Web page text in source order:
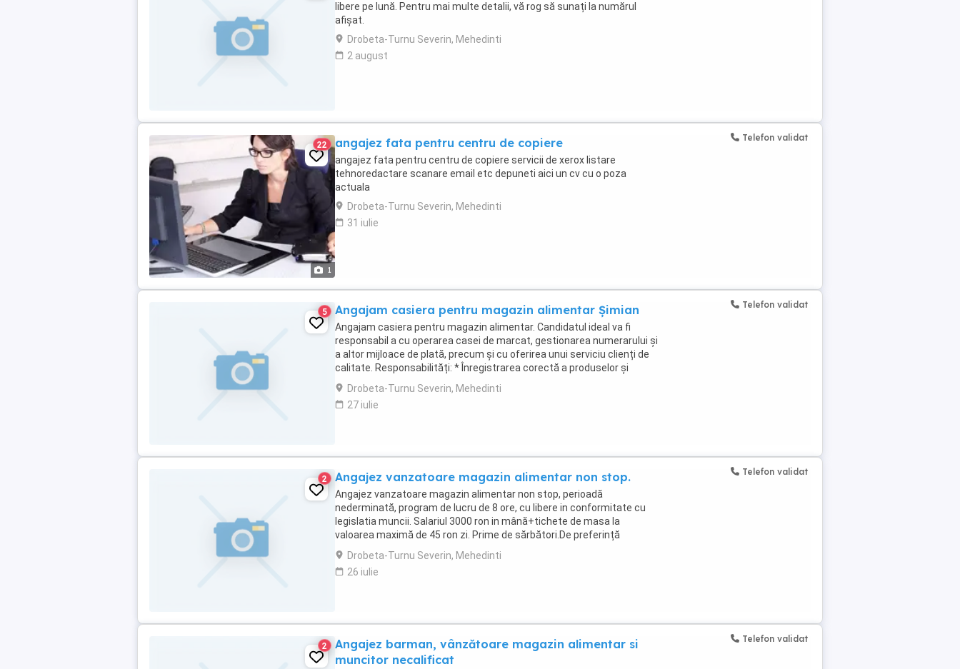
libere pe lună. Pentru mai multe detalii, vă rog să sunați la numărul
afișat.
Drobeta-Turnu Severin, Mehedinti
2 august
1
22 angajez fata pentru centru de copiere
angajez fata pentru centru de copiere servicii de xerox listare
tehnoredactare scanare email etc depuneti aici un cv cu o poza
actuala
Drobeta-Turnu Severin, Mehedinti
31 iulie
Telefon validat
5 Angajam casiera pentru magazin alimentar Șimian
Angajam casiera pentru magazin alimentar. Candidatul ideal va fi
responsabil a cu operarea casei de marcat, gestionarea numerarului și
a altor mijloace de plată, precum și cu oferirea unui serviciu clienți de
calitate. Responsabilități: * Înregistrarea corectă a produselor și
încasarea contravalorii ...
Drobeta-Turnu Severin, Mehedinti
27 iulie
Telefon validat
2 Angajez vanzatoare magazin alimentar non stop.
Angajez vanzatoare magazin alimentar non stop, perioadă
nederminată, program de lucru de 8 ore, cu libere in conformitate cu
legislatia muncii. Salariul 3000 ron in mână+tichete de masa la
valoarea maximă de 45 ron zi. Prime de sărbători.De preferință
persoane cu experiență in comerț.
Drobeta-Turnu Severin, Mehedinti
26 iulie
Telefon validat
2
Angajez barman, vânzătoare magazin alimentar si
muncitor necalificat
Telefon validat